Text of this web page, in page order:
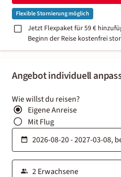
Angebot individuell
Wie willst du reisen?
Eigene Anreise
Mit Flug
Flexible Stornierung möglich
Jetzt Flexpaket für 59 €
Beginn der Reise kostenfrei